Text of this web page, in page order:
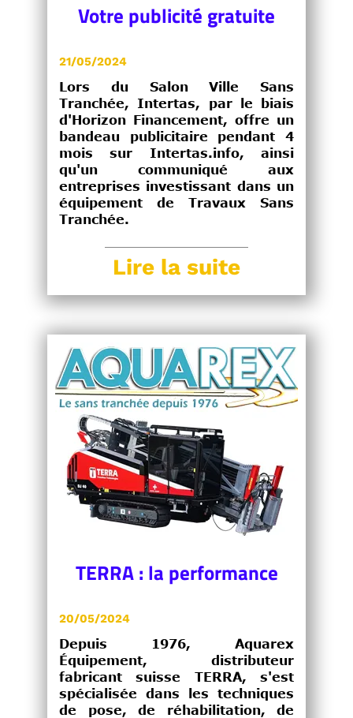
Votre publicité gratuite
21/05/2024
Lors du Salon Ville Sans
Tranchée, Intertas, par le biais
d'Horizon Financement, offre un
bandeau publicitaire pendant 4
mois sur Intertas.info, ainsi
qu'un communiqué aux
entreprises investissant dans un
équipement de Travaux Sans
Tranchée.
Lire la suite
TERRA : la performance
20/05/2024
Depuis 1976, Aquarex
Équipement, distributeur
fabricant suisse TERRA, s'est
spécialisée dans les techniques
de pose, de réhabilitation, de